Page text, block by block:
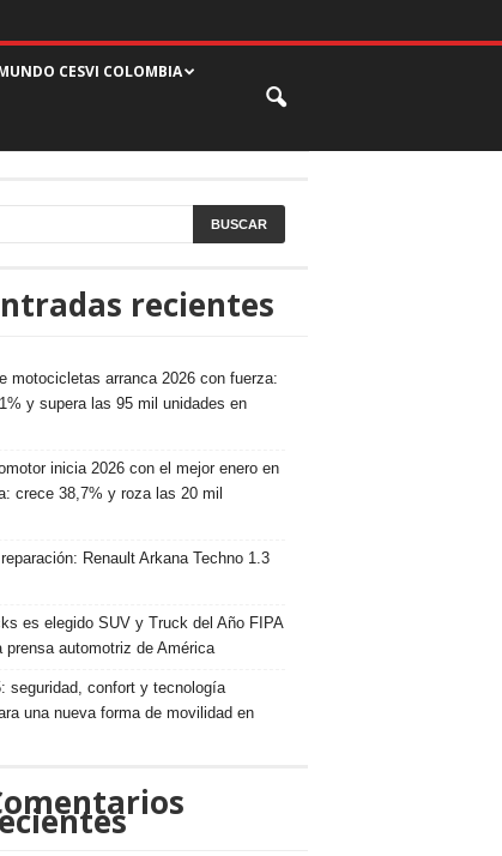
CESVI COLOMBIA
recientes
motocicletas arranca 2026 con fuerza:
y supera las 95 mil unidades en
inicia 2026 con el mejor enero en
crece 38,7% y roza las 20 mil
Renault Arkana Techno 1.3
es elegido SUV y Truck del Año FIPA
prensa automotriz de América
seguridad, confort y tecnología
una nueva forma de movilidad en